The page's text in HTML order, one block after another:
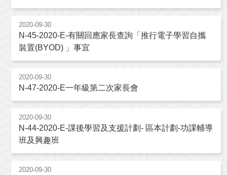
2020-09-30
N-45-2020-E-有關回應家長查詢「推行電子學習自攜
裝置(BYOD) 」事宜
2020-09-30
N-47-2020-E一年級第二次家長會
2020-09-30
N-44-2020-E-課後學習及支援計劃- 區本計劃-功課輔導
班及興趣班
2020-09-30